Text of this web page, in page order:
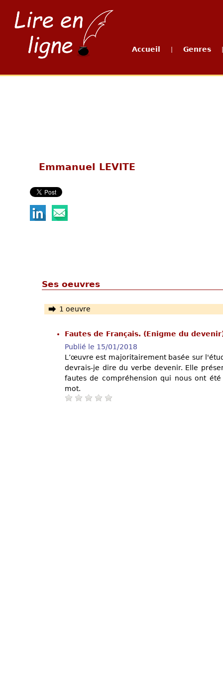
Accueil Genres
Emmanuel LEVITE
Ses oeuvres
1 oeuvre
Fautes de Français. (Enigme du
Publié le 15/01/2018
L’œuvre est majoritairement basée sur
devrais-je dire du verbe devenir. Elle
fautes de compréhension qui nous ont
mot.